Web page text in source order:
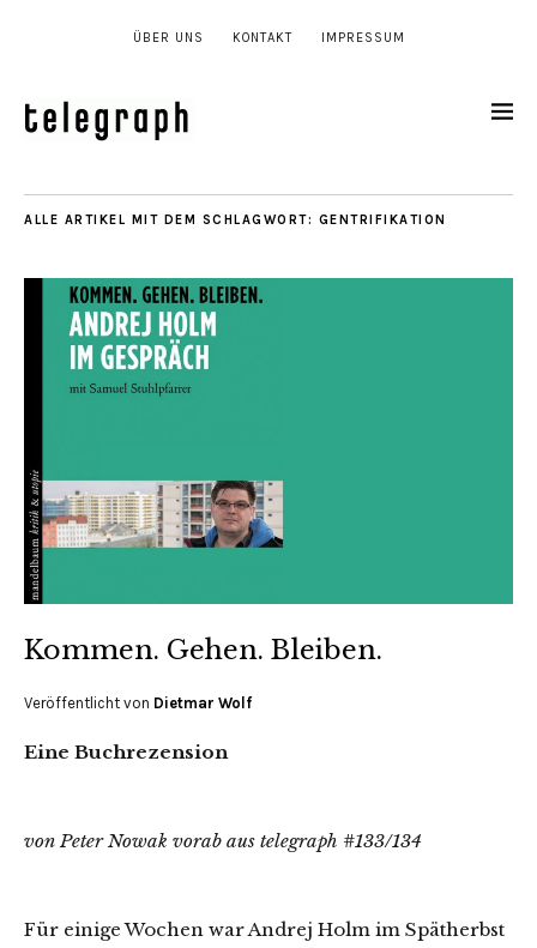
ÜBER UNS KONTAKT IMPRESSUM
ALLE ARTIKEL MIT DEM SCHLAGWORT: GENTRIFIKATION
Kommen. Gehen. Bleiben.
Veröffentlicht von Dietmar Wolf
Eine Buchrezension
von Peter Nowak vorab aus telegraph #133/134
Für einige Wochen war Andrej Holm im Spätherbst